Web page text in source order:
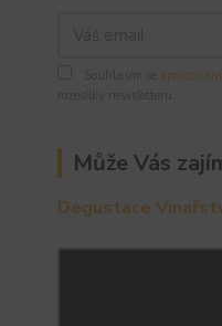
Může Vás
Degustace